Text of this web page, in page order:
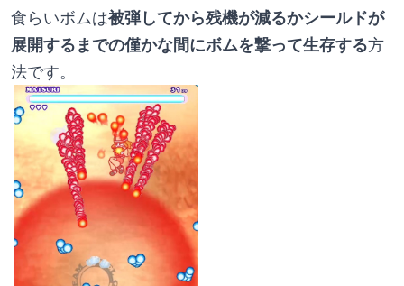
食らいボムは被弾してから残機が減るかシールドが
展開するまでの僅かな間にボムを撃って生存する方
法です。